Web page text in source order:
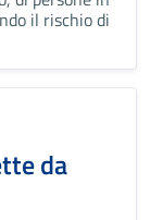
il rischio di
da